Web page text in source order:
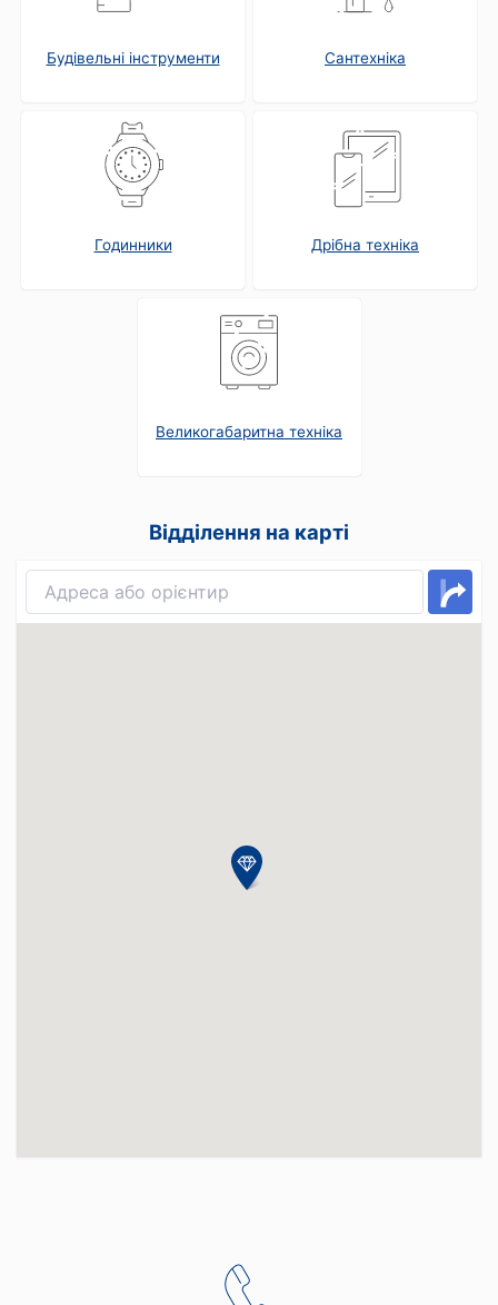
Будівельні інструменти Сантехніка
Годинники Дрібна техніка
Великогабаритна техніка
Відділення на карті